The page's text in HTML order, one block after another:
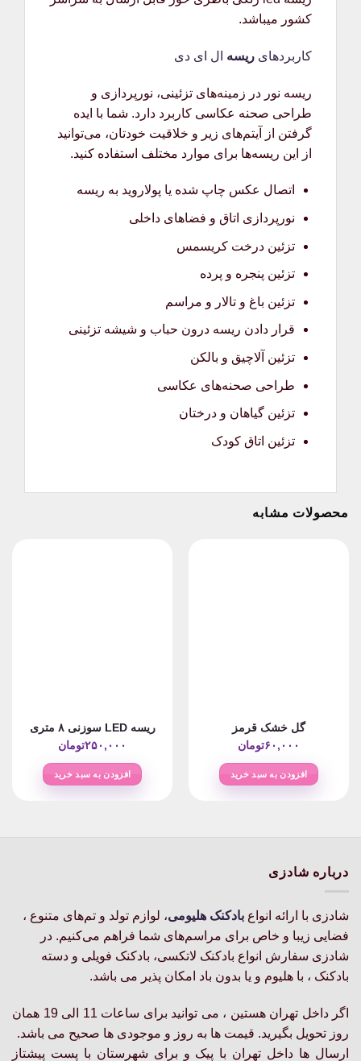
کشور میباشد.
کاربردهای ریسه ال ای دی
ریسه نور در زمینه‌های تزئینی، نورپردازی و
طراحی صحنه عکاسی کاربرد دارد. شما با ایده
گرفتن از آیتم‌های زیر و خلاقیت خودتان، می‌توانید
از این ریسه‌ها برای موارد مختلف استفاده کنید.
اتصال عکس چاپ شده یا پولاروید به ریسه
نورپردازی اتاق و فضاهای داخلی
تزئین درخت کریسمس
تزئین پنجره و پرده
تزئین باغ و تالار و مراسم
قرار دادن ریسه درون حباب و شیشه تزئینی
تزئین آلاچیق و بالکن
طراحی صحنه‌های عکاسی
تزئین گیاهان و درختان
تزئین اتاق کودک
محصولات مشابه
گل خشک قرمز
۶۰,۰۰۰تومان
افزودن به سبد خرید
ریسه LED سوزنی ۸ متری
۲۵۰,۰۰۰تومان
افزودن به سبد خرید
درباره شادزی
شادزی با ارائه انواع بادکنک‌ هلیومی، لوازم تولد و تم‌های متنوع ،
فضایی زیبا و خاص برای مراسم‌های شما فراهم می‌کنیم. در
شادزی سفارش انواع بادکنک لاتکسی، بادکنک فویلی و دسته
بادکنک ، با هلیوم و یا بدون باد امکان پذیر می باشد.
اگر داخل تهران هستین ، می توانید برای ساعات 11 الی 19 همان
روز تحویل بگیرید. قیمت ها به روز و موجودی ها صحیح می باشد.
ارسال ها داخل تهران با پیک و برای شهرستان با پست پیشتاز